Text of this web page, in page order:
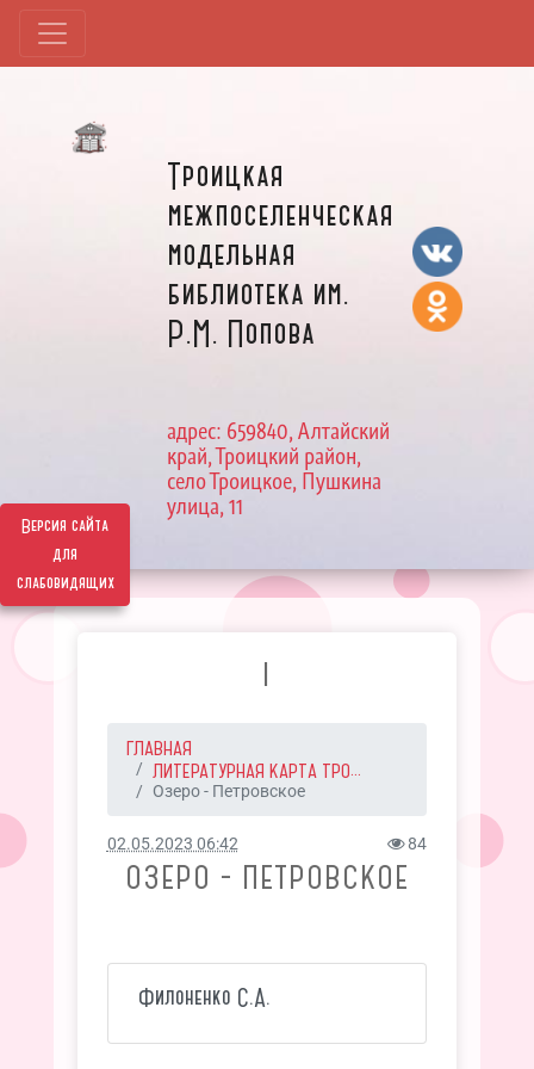
Версия сайта
для
слабовидящих
Троицкая
межпоселенческая
модельная
библиотека им.
Р.М. Попова
адрес: 659840, Алтайский
край, Троицкий район,
село Троицкое, Пушкина
улица, 11
I
ГЛАВНАЯ
ЛИТЕРАТУРНАЯ КАРТА ТРО...
Озеро - Петровское
02.05.2023 06:42 84
ОЗЕРО - ПЕТРОВСКОЕ
Филоненко С.А.